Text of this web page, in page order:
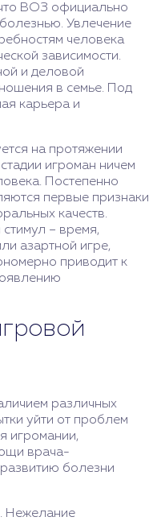
ВОЗ официально
Увлечение
человека
зависимости.
и деловой
в семье. Под
карьера и
на протяжении
игроман ничем
Постепенно
первые признаки
качеств.
– время,
азартной игре,
приводит к
различных
уйти от проблем
игромании,
врача-
болезни
Нежелание